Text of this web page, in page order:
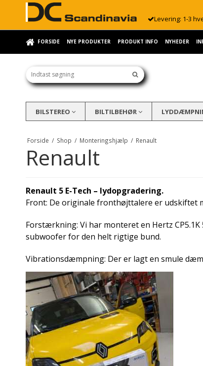
Levering: 1-3
FORSIDE NYE PRODUKTER PRODUKT INFO NYHEDER
BILSTEREO BILTILBEHØR
Forside / Shop / Monteringshjælp / Renault
Renault
Renault 5 E-Tech – lydopgradering.
Front: De originale fronthøjttalere er udskiftet
Forstærkning: Vi har monteret en Hertz
subwoofer for den helt rigtige bund.
Vibrationsdæmpning: Der er lagt en smule